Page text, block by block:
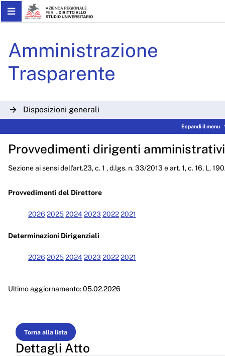
Skip to Main Content
Amministrazione
Trasparente
Disposizioni generali
Consulenti e collaboratori
Personale
Bandi di concorso
Performance
Enti controllati
Attività e procedimenti
Provvedimenti organi indirizzo politico
Controlli sulle imprese
Bandi di gara e contratti
Espandi il menu
Provvedimenti dirigenti amministrativi
Sezione ai sensi dell’art.23, c. 1 , d.lgs. n. 33/2013 e art. 1, c. 16, L.
Provvedimenti del Direttore
2026 202520242023 20222021
Determinazioni Dirigenziali
2026 202520242023 20222021
Ultimo aggiornamento: 05.02.2026
Torna alla lista
Dettagli Atto